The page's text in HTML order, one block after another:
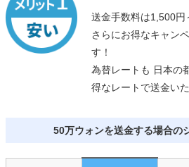
送金手数料は1,500円
さらにお得なキャン
す！
為替レートも 日本の
得なレートで送金いた
50万ウォンを送金する場合の